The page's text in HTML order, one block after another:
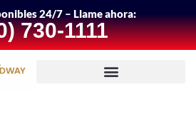
24/7 – Llame ahora:
730-1111